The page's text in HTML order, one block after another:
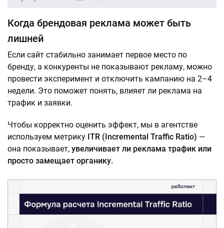
Когда брендовая реклама может быть
лишней
Если сайт стабильно занимает первое место по
бренду, а конкуренты не показывают рекламу, можно
провести эксперимент и отключить кампанию на 2–4
недели. Это поможет понять, влияет ли реклама на
трафик и заявки.
Чтобы корректно оценить эффект, мы в агентстве
используем метрику ITR (Incremental Traffic Ratio) —
она показывает, увеличивает ли реклама трафик или
просто замещает органику.